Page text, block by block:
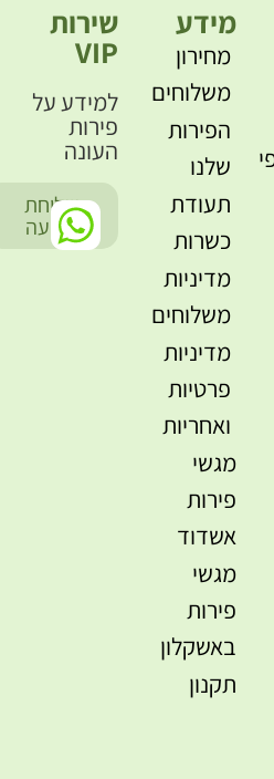
מידע
מחירון
משלוחים
הפירות
שלנו
תעודת
כשרות
מדיניות
משלוחים
מדיניות
פרטיות
ואחריות
מגשי
פירות
אשדוד
מגשי
פירות
באשקלון
תקנון
שירות
VIP
למידע על
פירות
העונה
שליחת
הודעה